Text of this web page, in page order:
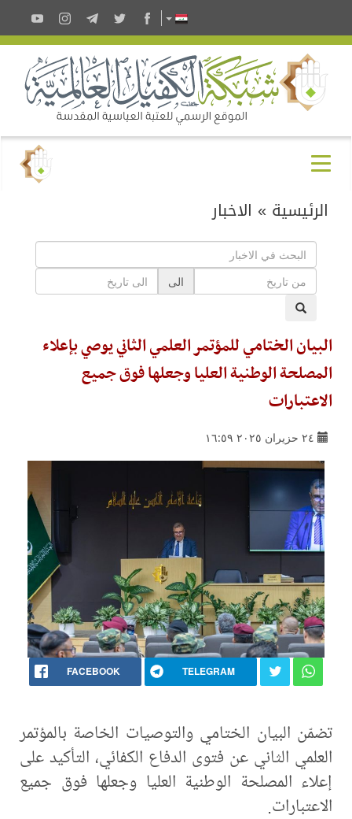
الرئيسية » الاخبار
الى
البيان الختامي للمؤتمر العلمي الثاني يوصي بإعلاء
المصلحة الوطنية العليا وجعلها فوق جميع
الاعتبارات
٢٤ حزيران ٢٠٢٥ ١٦:٥٩
FACEBOOK TELEGRAM
تضمّن البيان الختامي والتوصيات الخاصة بالمؤتمر
العلمي الثاني عن فتوى الدفاع الكفائي، التأكيد على
إعلاء المصلحة الوطنية العليا وجعلها فوق جميع
الاعتبارات.